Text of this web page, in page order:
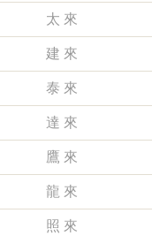
太 來
建 來
泰 來
達 來
鷹 來
龍 來
照 來